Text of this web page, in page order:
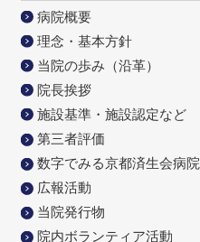
病院概要
理念・基本方針
当院の歩み（沿革）
院長挨拶
施設基準・施設認定など
第三者評価
数字でみる京都済生会病院
広報活動
当院発行物
院内ボランティア活動